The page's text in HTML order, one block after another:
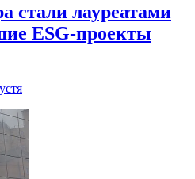
стали лауреатами
ESG-проекты